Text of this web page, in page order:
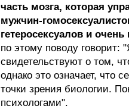
часть мозга, которая
мужчин-
гетеросексуалов и
по этому поводу говорит:
свидетельствуют о том,
однако это означает, что
точки зрения биологии.
психологами".